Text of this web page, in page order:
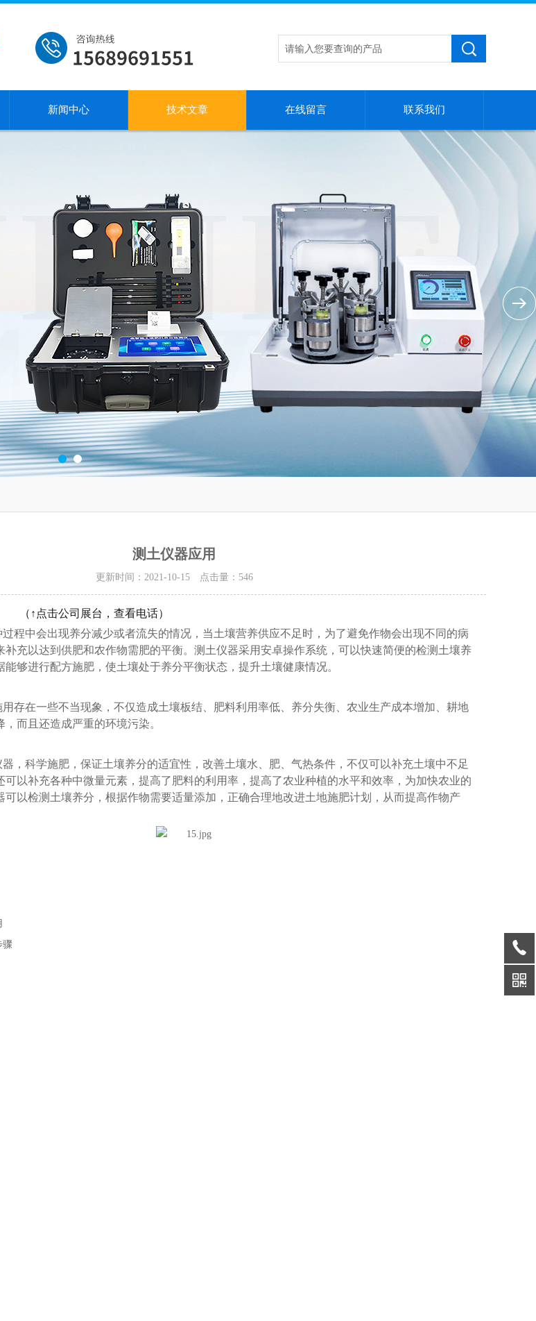
新闻中心 技术文章 在线留言 联系我们
测土仪器应用
更新时间：2021-10-15 点击量： 546
展台，查看电话）
中会出现养分减少或者流失的情况，当土壤营养供应不足时，为了避免作物会出现不同的病
补充以达到供肥和农作物需肥的平衡。测土仪器采用安卓操作系统，可以快速简便的检测土壤养
够进行配方施肥，使土壤处于养分平衡状态，提升土壤健康情况。
在一些不当现象，不仅造成土壤板结、肥料利用率低、养分失衡、农业生产成本增加、耕地
而且还造成严重的环境污染。
科学施肥，保证土壤养分的适宜性，改善土壤水、肥、气热条件，不仅可以补充土壤中不足
可以补充各种中微量元素，提高了肥料的利用率，提高了农业种植的水平和效率，为加快农业的
可以检测土壤养分，根据作物需要适量添加，正确合理地改进土地施肥计划，从而提高作物产
骤